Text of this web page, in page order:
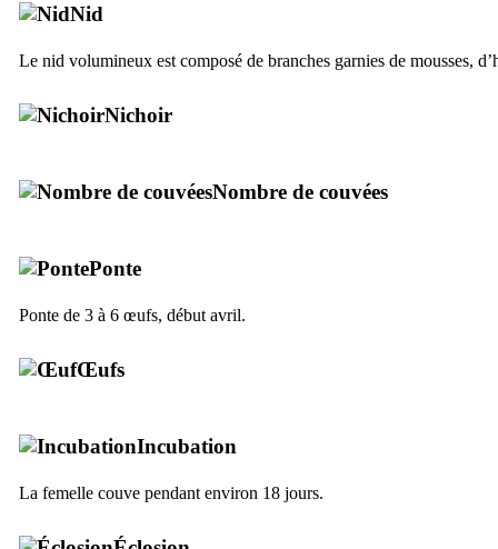
Nid
Le nid volumineux est composé de branches garnies de mousses,
Nichoir
Nombre de couvées
Ponte
Ponte de 3 à 6 œufs, début avril.
Œufs
Incubation
La femelle couve pendant environ 18 jours.